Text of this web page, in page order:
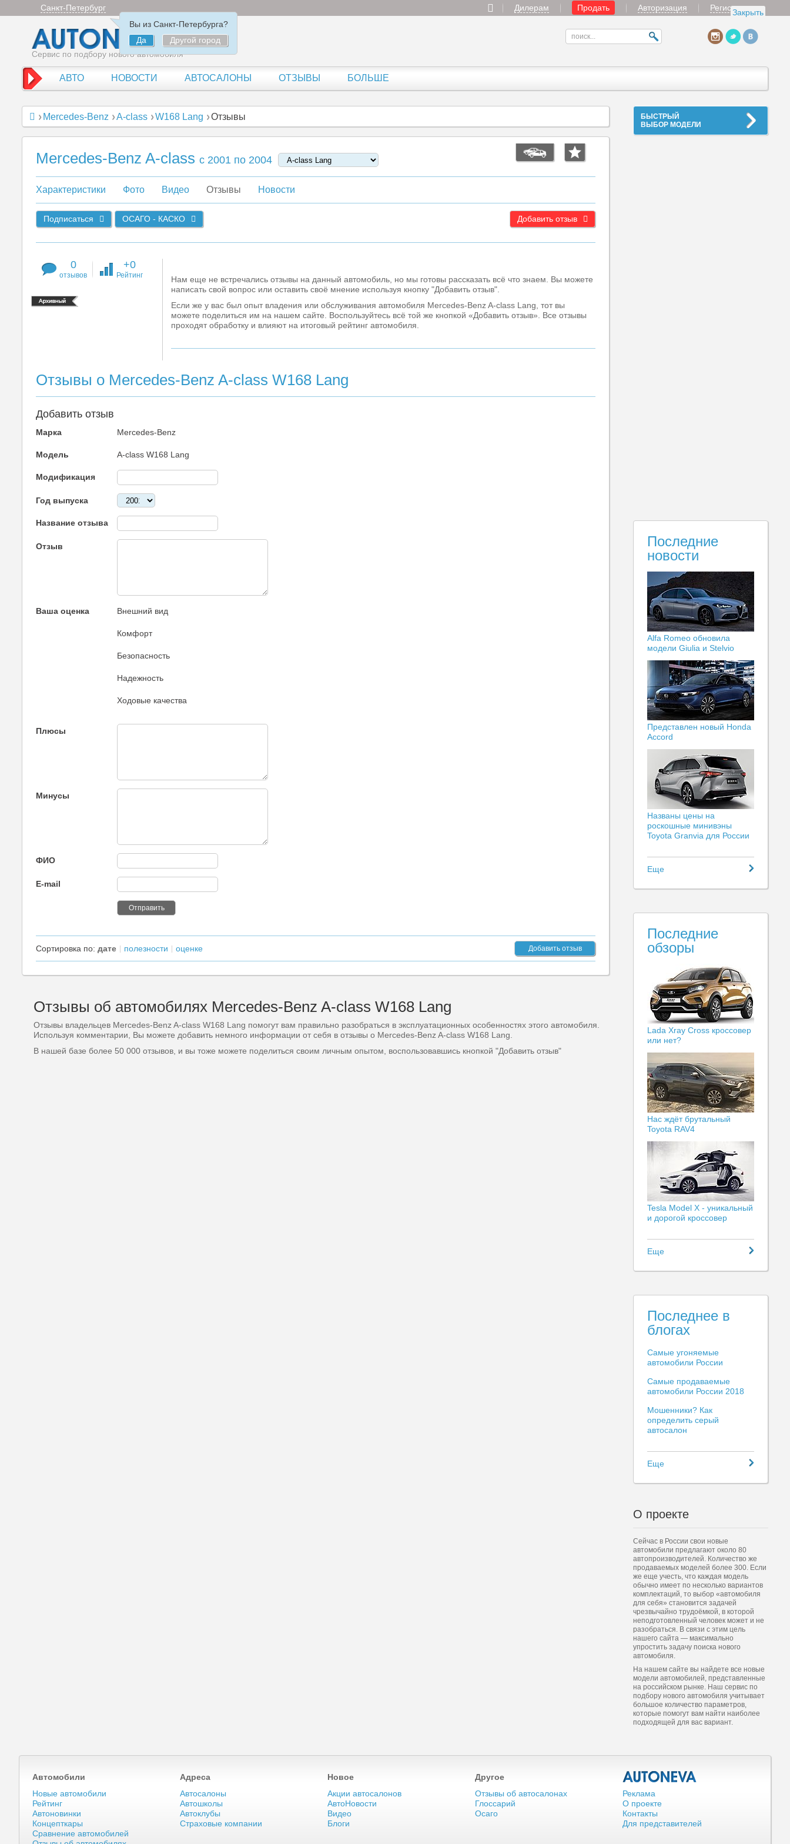
Закрыть
Санкт-Петербург
Вы из Санкт-Петербурга?
Да
Другой город
Дилерам Продать Авторизация Регистрация
Сервис по подбору нового автомобиля
АВТО НОВОСТИ АВТОСАЛОНЫ ОТЗЫВЫ БОЛЬШЕ
БЫСТРЫЙ
ВЫБОР МОДЕЛИ
Последние
новости
Alfa Romeo обновила
модели Giulia и Stelvio
Представлен новый Honda
Accord
Названы цены на
роскошные минивэны
Toyota Granvia для России
Еще
Последние
обзоры
Lada Xray Cross кроссовер
или нет?
Нас ждёт брутальный
Toyota RAV4
Tesla Model X - уникальный
и дорогой кроссовер
Еще
Последнее в
блогах
Самые угоняемые
автомобили России
Самые продаваемые
автомобили России 2018
Мошенники? Как
определить серый
автосалон
Еще
О проекте
Сейчас в России свои новые
автомобили предлагают около 80
автопроизводителей. Количество же
продаваемых моделей более 300. Если
же еще учесть, что каждая модель
обычно имеет по несколько вариантов
комплектаций, то выбор «автомобиля
для себя» становится задачей
чрезвычайно трудоёмкой, в которой
неподготовленный человек может и не
разобраться. В связи с этим цель
нашего сайта — максимально
упростить задачу поиска нового
автомобиля.
На нашем сайте вы найдете все новые
модели автомобилей, представленные
на российском рынке. Наш сервис по
подбору нового автомобиля учитывает
большое количество параметров,
которые помогут вам найти наиболее
подходящей для вас вариант.
Mercedes-Benz A-class W168 Lang Отзывы
Mercedes-Benz A-class c 2001 по 2004
Характеристики Фото Видео Отзывы Новости
Подписаться ОСАГО - КАСКО Добавить отзыв
0
отзывов
+0
Рейтинг
Нам еще не встречались отзывы на данный автомобиль, но мы готовы рассказать всё что знаем. Вы можете
написать свой вопрос или оставить своё мнение используя кнопку "Добавить отзыв".
Если же у вас был опыт владения или обслуживания автомобиля Mercedes-Benz A-class Lang, тот вы
можете поделиться им на нашем сайте. Воспользуйтесь всё той же кнопкой «Добавить отзыв». Все отзывы
проходят обработку и влияют на итоговый рейтинг автомобиля.
Отзывы о Mercedes-Benz A-class W168 Lang
Добавить отзыв
Марка Mercedes-Benz
Модель A-class W168 Lang
Модификация
Год выпуска
Название отзыва
Отзыв
Ваша оценка Внешний вид
Комфорт
Безопасность
Надежность
Ходовые качества
Плюсы
Минусы
ФИО
E-mail
Добавить отзыв
Сортировка по: дате полезности оценке
Отзывы об автомобилях Mercedes-Benz A-class W168 Lang
Отзывы владельцев Mercedes-Benz A-class W168 Lang помогут вам правильно разобраться в эксплуатационных особенностях этого автомобиля.
Используя комментарии, Вы можете добавить немного информации от себя в отзывы о Mercedes-Benz A-class W168 Lang.
В нашей базе более 50 000 отзывов, и вы тоже можете поделиться своим личным опытом, воспользовавшись кнопкой "Добавить отзыв"
Автомобили Адреса Новое
Другое
Новые автомобили
Рейтинг
Автоновинки
Концепткары
Сравнение автомобилей
Автосалоны
Автошколы
Автоклубы
Страховые компании
Акции автосалонов
АвтоНовости
Видео
Блоги
Отзывы об автосалонах
Глоссарий
Осаго
Реклама
О проекте
Контакты
Для представителей